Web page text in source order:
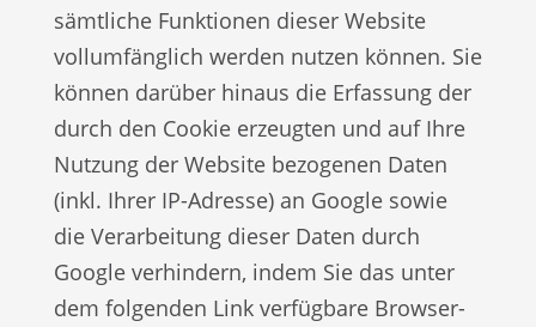
sämtliche Funktionen dieser Website
vollumfänglich werden nutzen können. Sie
können darüber hinaus die Erfassung der
durch den Cookie erzeugten und auf Ihre
Nutzung der Website bezogenen Daten
(inkl. Ihrer IP-Adresse) an Google sowie
die Verarbeitung dieser Daten durch
Google verhindern, indem Sie das unter
dem folgenden Link verfügbare Browser-